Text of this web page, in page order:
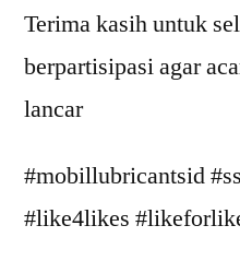
Terima kasih untuk
berpartisipasi agar
lancar
#mobillubricantsid
#like4likes